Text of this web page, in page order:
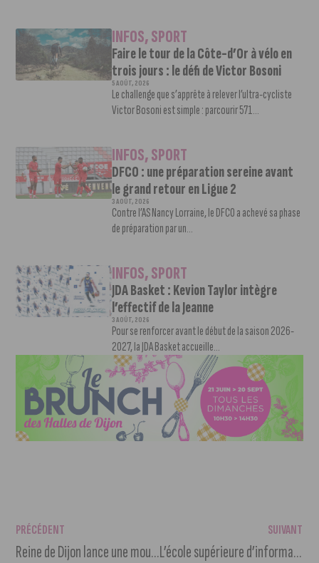
INFOS,SPORT
Faire le tour de la Côte-d’Or à vélo en
trois jours : le défi de Victor Bosoni
5 AOÛT, 2026
Le challenge que s’apprête à relever l’ultra-cycliste
Victor Bosoni est simple : parcourir 571...
INFOS,SPORT
DFCO : une préparation sereine avant
le grand retour en Ligue 2
3 AOÛT, 2026
Contre l’AS Nancy Lorraine, le DFCO a achevé sa phase
de préparation par un...
INFOS,SPORT
JDA Basket : Kevion Taylor intègre
l’effectif de la Jeanne
3 AOÛT, 2026
Pour se renforcer avant le début de la saison 2026-
2027, la JDA Basket accueille...
PRÉCÉDENT
Reine de Dijon lance une moutarde à la truffe en édition limitée
SUIVANT
L’école supérieure d’informatique Coda ouvre un campus à Dijon